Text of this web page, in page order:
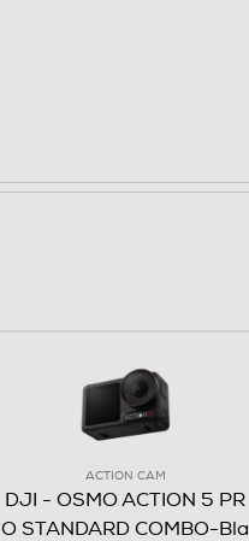
ACTION CAM
DJI - OSMO ACTION 5 PR
O STANDARD COMBO-Bla